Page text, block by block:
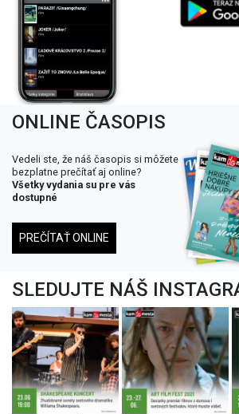
ONLINE ČASOPIS
Vedeli ste, že náš časopis si môžete
bezplatne prečítať aj online?
Všetky vydania su pre vás
dostupné
PREČÍTAŤ ONLINE
SLEDUJTE NÁŠ